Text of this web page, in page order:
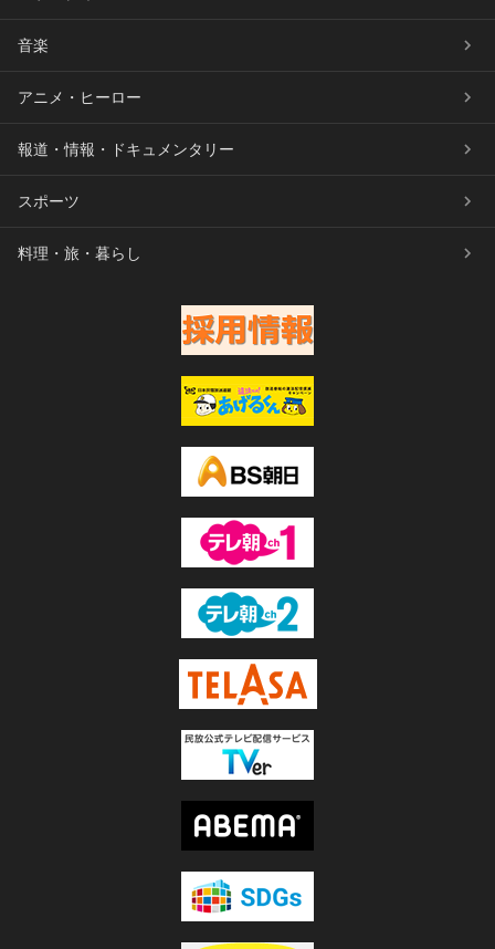
音楽
アニメ・ヒーロー
報道・情報・ドキュメンタリー
スポーツ
料理・旅・暮らし